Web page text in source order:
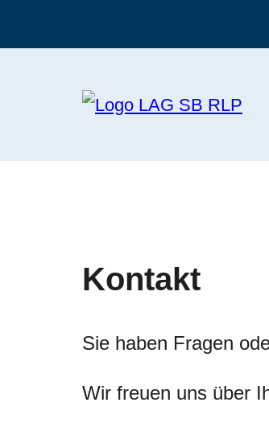
Kontakt
Sie haben Fragen
Wir freuen uns über